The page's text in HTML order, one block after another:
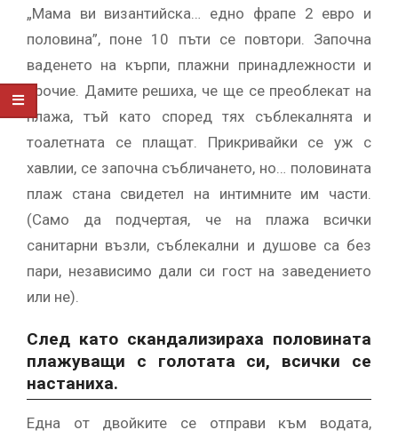
„Мама ви византийска… едно фрапе 2 евро и
половина”, поне 10 пъти се повтори. Започна
ваденето на кърпи, плажни принадлежности и
прочие. Дамите решиха, че ще се преоблекат на
плажа, тъй като според тях съблекалнята и
тоалетната се плащат. Прикривайки се уж с
хавлии, се започна събличането, но… половината
плаж стана свидетел на интимните им части.
(Само да подчертая, че на плажа всички
санитарни възли, съблекални и душове са без
пари, независимо дали си гост на заведението
или не).
След като скандализираха половината
плажуващи с голотата си, всички се
настаниха.
Една от двойките се отправи към водата,